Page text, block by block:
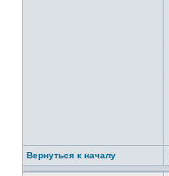
Вернуться к началу